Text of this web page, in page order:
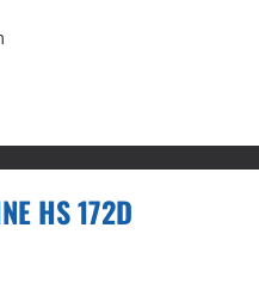
HS 172D